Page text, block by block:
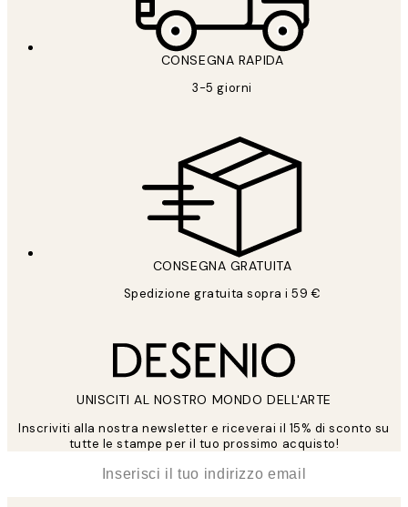
CONSEGNA RAPIDA
3-5 giorni
CONSEGNA GRATUITA
Spedizione gratuita sopra i 59 €
UNISCITI AL NOSTRO MONDO DELL'ARTE
Inscriviti alla nostra newsletter e riceverai il 15% di sconto su
tutte le stampe per il tuo prossimo acquisto!